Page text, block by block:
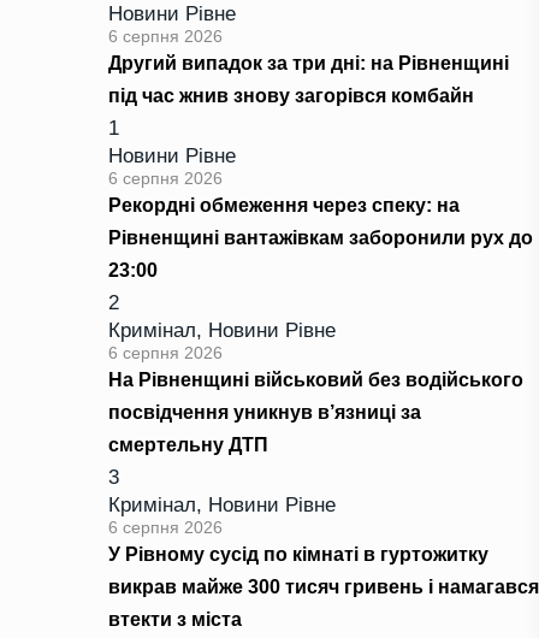
Новини Рівне
6 серпня 2026
Другий випадок за три дні: на Рівненщині
під час жнив знову загорівся комбайн
1
Новини Рівне
6 серпня 2026
Рекордні обмеження через спеку: на
Рівненщині вантажівкам заборонили рух до
23:00
2
Кримінал, Новини Рівне
6 серпня 2026
На Рівненщині військовий без водійського
посвідчення уникнув в’язниці за
смертельну ДТП
3
Кримінал, Новини Рівне
6 серпня 2026
У Рівному сусід по кімнаті в гуртожитку
викрав майже 300 тисяч гривень і намагався
втекти з міста